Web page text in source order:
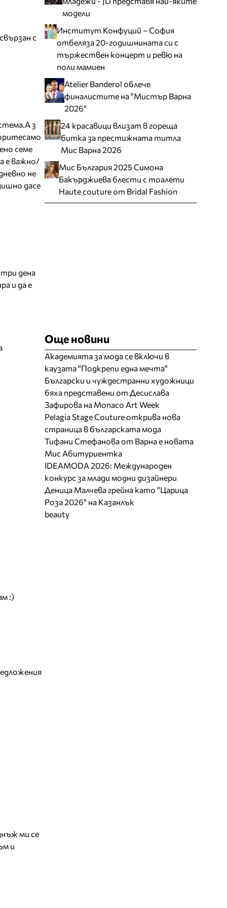
с
з
семе
е важно/
не
дасе
дена
и да е
:)
ми се
и
модели
Институт Конфуций – София
отбеляза 20-годишнината си с
тържествен концерт и ревю на
поли мамиен
Atelier Banderol облече
финалистите на "Мистър Варна
2026"
24 красавици влизат в гореща
битка за престижната титла
Мис Варна 2026
Мис България 2025 Симона
Бакърджиева блести с тоалети
Haute couture от Bridal Fashion
Още новини
Академията за мода се включи в
каузата "Подкрепи една мечта"
Български и чуждестранни художници
бяха представени от Десислава
Зафирова на Monaco Art Week
Pelagia Stage Couture открива нова
страница в българската мода
Тифани Стефанова от Варна е новата
Мис Абитуриентка
IDEAMODA 2026: Международен
конкурс за млади модни дизайнери
Деница Малчева грейна като "Царица
Роза 2026" на Казанлък
beauty